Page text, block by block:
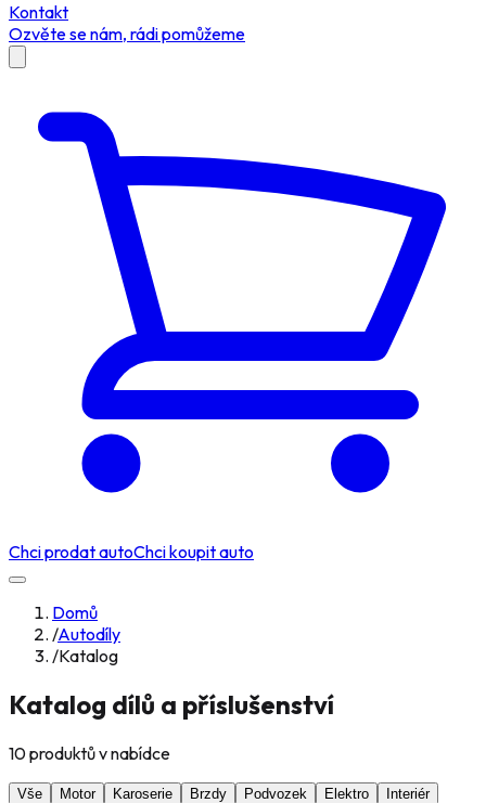
Kontakt
Ozvěte se nám, rádi pomůžeme
Chci prodat autoChci koupit auto
Domů
/Autodíly
/Katalog
Katalog dílů a příslušenství
10produktů v nabídce
Vše Motor Karoserie Brzdy Podvozek Elektro Interiér